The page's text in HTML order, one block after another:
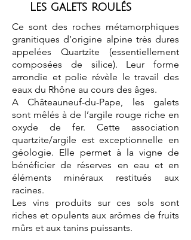
Les galets roulés
Ce sont des roches métamorphiques
granitiques d’origine alpine très dures
appelées Quartzite (essentiellement
composées de silice). Leur forme
arrondie et polie révèle le travail des
eaux du Rhône au cours des âges.
A Châteauneuf-du-Pape, les galets
sont mêlés à de l’argile rouge riche en
oxyde de fer. Cette association
quartzite/argile est exceptionnelle en
géologie. Elle permet à la vigne de
bénéficier de réserves en eau et en
éléments minéraux restitués aux
racines.
Les vins produits sur ces sols sont
riches et opulents aux arômes de fruits
mûrs et aux tanins puissants.